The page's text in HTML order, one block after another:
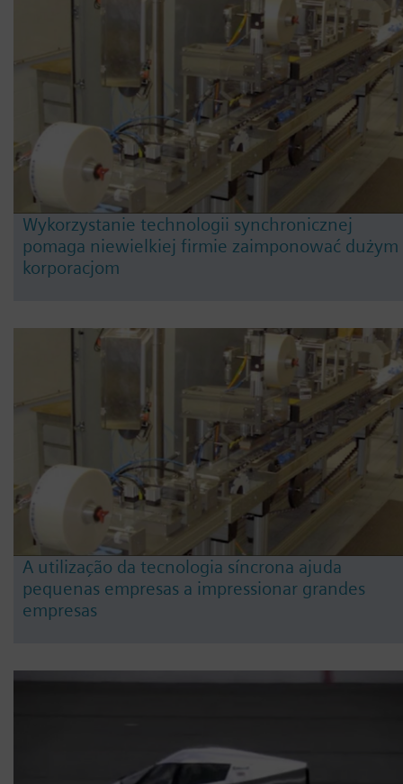
Wykorzystanie technologii synchronicznej
pomaga niewielkiej firmie zaimponować dużym
korporacjom
A utilização da tecnologia síncrona ajuda
pequenas empresas a impressionar grandes
empresas